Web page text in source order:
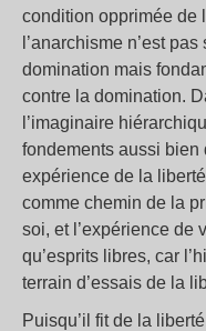
condition opprimée de
l’anarchisme n’est
domination mais
contre la domination.
l’imaginaire
fondements aussi bien
expérience de la
comme chemin de la
soi, et l’expérience de
qu’esprits libres, car
terrain d’essais de la
Puisqu’il fit de la